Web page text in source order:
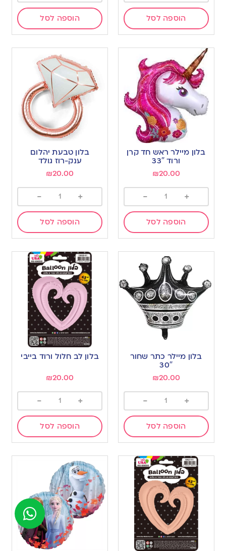
הוספה לסל הוספה לסל
בלון מיילר ראש חד קרן
ורוד 33″
₪20.00
+
-
הוספה לסל
בלון טבעת יהלום
ענק-רוז גולד
₪20.00
+
-
הוספה לסל
בלון מיילר כתר שחור
30″
₪20.00
+
-
הוספה לסל
בלון לב חלול ורוד בייבי
₪20.00
+
-
הוספה לסל